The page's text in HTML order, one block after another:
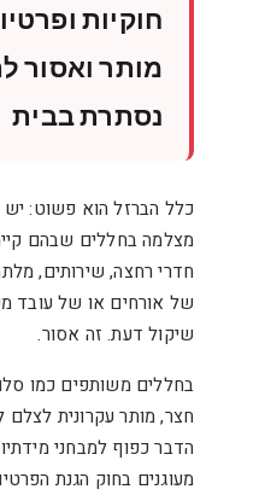
חוקיות
מותר ואסור
נסתרת בבית
כלל הברזל הוא פשוט: יש
מצלמה בחללים שבהם
חדרי רחצה, שירותים,
של אורחים או של עובד
שיקול דעת. זה אסור.
בחללים משותפים כמו
חצר, מותר עקרונית
הדבר כפוף למבחני
מעוגנים בחוק הגנת